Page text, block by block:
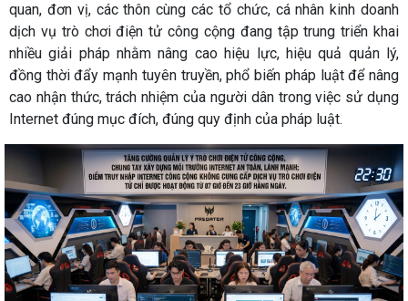
quan, đơn vị, các thôn cùng các tổ chức, cá nhân kinh doanh
dịch vụ trò chơi điện tử công cộng đang tập trung triển khai
nhiều giải pháp nhằm nâng cao hiệu lực, hiệu quả quản lý,
đồng thời đẩy mạnh tuyên truyền, phổ biến pháp luật để nâng
cao nhận thức, trách nhiệm của người dân trong việc sử dụng
Internet đúng mục đích, đúng quy định của pháp luật.